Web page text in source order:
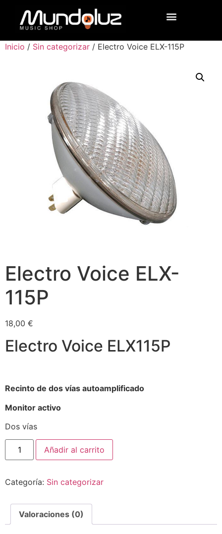
Inicio / Sin categorizar / Electro Voice ELX-115P
Electro Voice ELX-
115P
18,00 €
Electro Voice ELX115P
Recinto de dos vías autoamplificado
Monitor activo
Dos vías
Añadir al carrito
Categoría: Sin categorizar
Valoraciones (0)